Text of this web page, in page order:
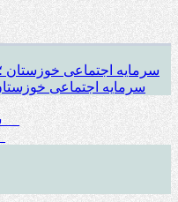
سرمایه اجتماعی